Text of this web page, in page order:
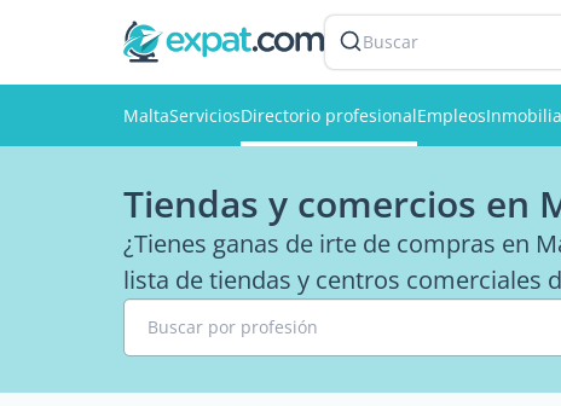
Buscar
MaltaServiciosDirectorio profesionalEmpleos
Tiendas y comercios en
¿Tienes ganas de irte de compras en
lista de tiendas y centros comerciales
Buscar por profesión